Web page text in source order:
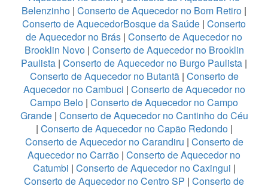
Belenzinho | Conserto de Aquecedor no Bom Retiro |
Conserto de AquecedorBosque da Saúde | Conserto
de Aquecedor no Brás | Conserto de Aquecedor no
Brooklin Novo| Conserto de Aquecedor no Brooklin
Paulista | Conserto de Aquecedor no Burgo Paulista |
Conserto de Aquecedor no Butantã| Conserto de
Aquecedor no Cambuci | Conserto de Aquecedor no
Campo Belo | Conserto de Aquecedor no Campo
Grande| Conserto de Aquecedor no Cantinho do Céu
| Conserto de Aquecedor no Capão Redondo|
Conserto de Aquecedor no Carandiru | Conserto de
Aquecedor no Carrão | Conserto de Aquecedor no
Catumbi | Conserto de Aquecedor no Caxingui |
Conserto de Aquecedor no Centro SP | Conserto de